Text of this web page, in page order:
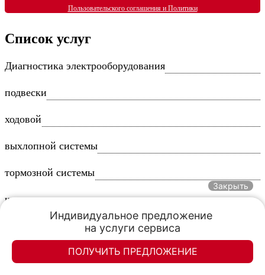
Пользовательского соглашения и Политики
Список услуг
Диагностика электрооборудования
подвески
ходовой
выхлопной системы
тормозной системы
кондиционера
трансмиссии (АКПП, МКПП)
бензинового двигателя
Закрыть
Индивидуальное предложение
на услуги сервиса
ПОЛУЧИТЬ ПРЕДЛОЖЕНИЕ
Элан-моторс
Элан-моторс